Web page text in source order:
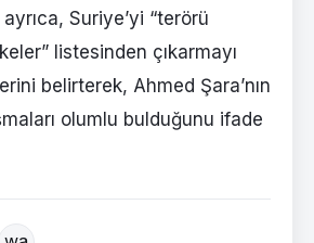
Suriye’yi “terörü
listesinden çıkarmayı
belirterek, Ahmed Şara’nın
olumlu bulduğunu ifade